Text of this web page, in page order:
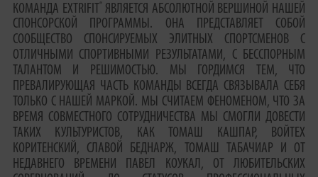
КОМАНДА EXTRIFIT ®
ЯВЛЯЕТСЯ АБСОЛЮТНОЙ ВЕРШИНОЙ НАШЕЙ
СПОНСОРСКОЙ ПРОГРАММЫ. ОНА ПРЕДСТАВЛЯЕТ СОБОЙ
СООБЩЕСТВО СПОНСИРУЕМЫХ ЭЛИТНЫХ СПОРТСМЕНОВ С
ОТЛИЧНЫМИ СПОРТИВНЫМИ РЕЗУЛЬТАТАМИ, С БЕССПОРНЫМ
ТАЛАНТОМ И РЕШИМОСТЬЮ. МЫ ГОРДИМСЯ ТЕМ, ЧТО
ПРЕВАЛИРУЮЩАЯ ЧАСТЬ КОМАНДЫ ВСЕГДА СВЯЗЫВАЛА СЕБЯ
ТОЛЬКО С НАШЕЙ МАРКОЙ. МЫ СЧИТАЕМ ФЕНОМЕНОМ, ЧТО ЗА
ВРЕМЯ СОВМЕСТНОГО СОТРУДНИЧЕСТВА МЫ СМОГЛИ ДОВЕСТИ
ТАКИХ КУЛЬТУРИСТОВ, КАК ТОМАШ КАШПАР, ВОЙТЕХ
КОРИТЕНСКИЙ, СЛАВОЙ БЕДНАРЖ, ТОМАШ ТАБАЧИАР И ОТ
НЕДАВНЕГО ВРЕМЕНИ ПАВЕЛ КОУКАЛ, ОТ ЛЮБИТЕЛЬСКИХ